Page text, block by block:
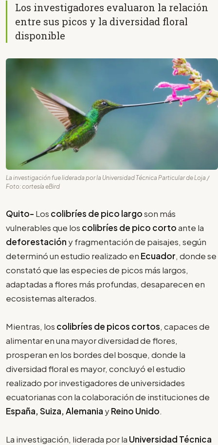
Los investigadores evaluaron la relación
entre sus picos y la diversidad floral
disponible
La investigación fue liderada por la Universidad Técnica Particular de Loja /
Foto: cortesía eBird
Quito- Los colibríes de pico largoson más
vulnerables que los colibríes de pico cortoante la
deforestación y fragmentación de paisajes, según
determinó un estudio realizado en Ecuador, donde se
constató que las especies de picos más largos,
adaptadas a flores más profundas, desaparecen en
ecosistemas alterados.
Mientras, los colibríes de picos cortos, capaces de
alimentar en una mayor diversidad de flores,
prosperan en los bordes del bosque, donde la
diversidad floral es mayor, concluyó el estudio
realizado por investigadores de universidades
ecuatorianas con la colaboración de instituciones de
España, Suiza, Alemania yReino Unido.
La investigación, liderada por la Universidad Técnica